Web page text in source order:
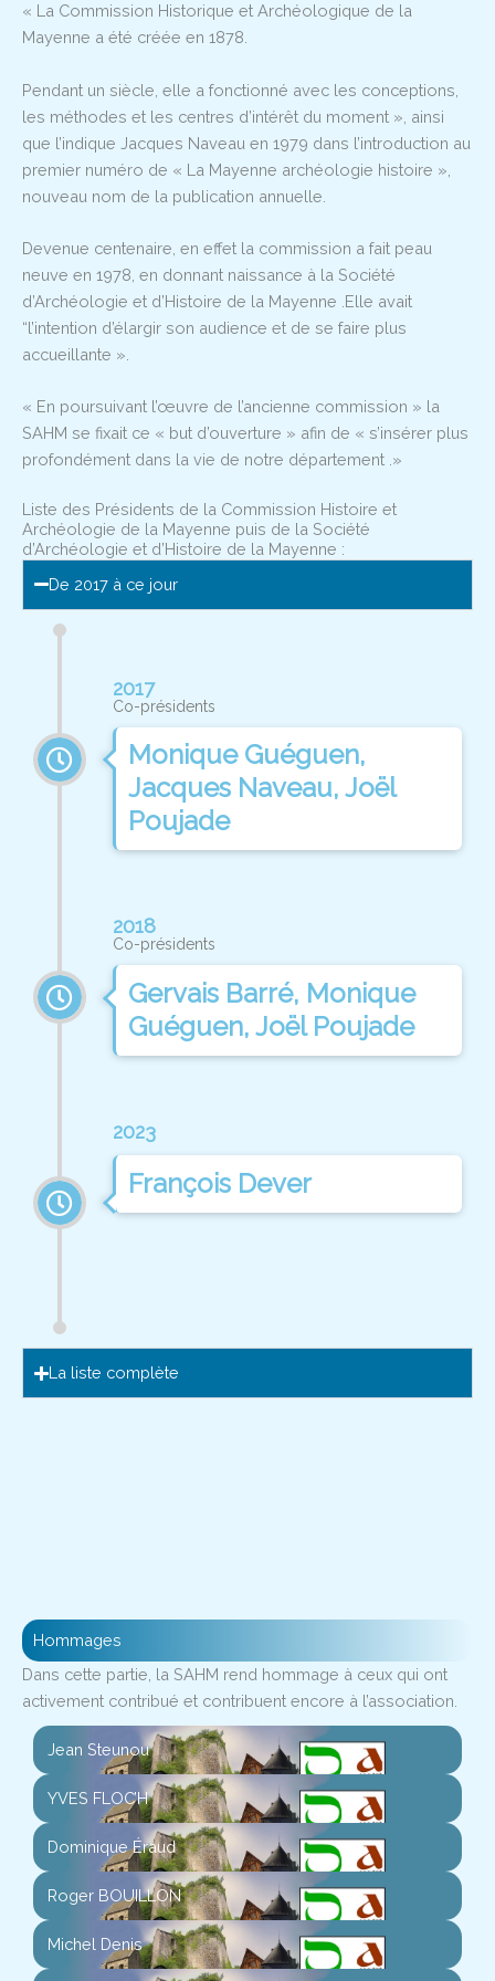
« La Commission Historique et Archéologique de la
Mayenne a été créée en 1878.
Pendant un siècle, elle a fonctionné avec les conceptions,
les méthodes et les centres d’intérêt du moment », ainsi
que l’indique Jacques Naveau en 1979 dans l’introduction au
premier numéro de « La Mayenne archéologie histoire »,
nouveau nom de la publication annuelle.
Devenue centenaire, en effet la commission a fait peau
neuve en 1978, en donnant naissance à la Société
d’Archéologie et d’Histoire de la Mayenne .Elle avait
“l’intention d’élargir son audience et de se faire plus
accueillante ».
« En poursuivant l’œuvre de l’ancienne commission » la
SAHM se fixait ce « but d’ouverture » afin de « s’insérer plus
profondément dans la vie de notre département .»
Liste des Présidents de la Commission Histoire et
Archéologie de la Mayenne puis de la Société
d’Archéologie et d’Histoire de la Mayenne :
De 2017 à ce jour
2017
Co-présidents
Monique Guéguen,
Jacques Naveau, Joël
Poujade
2018
Co-présidents
Gervais Barré, Monique
Guéguen, Joël Poujade
2023
François Dever
La liste complète
Hommages
Dans cette partie, la SAHM rend hommage à ceux qui ont
activement contribué et contribuent encore à l’association.
Jean Steunou
YVES FLOC’H
Dominique Éraud
Roger BOUILLON
Michel Denis